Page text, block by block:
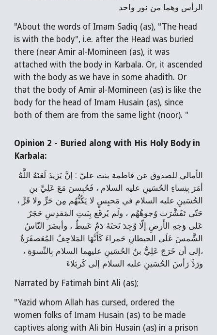
الرأس وهما من نور واحد
"About the words of Imam Sadiq (as), "The head
is with the body", i.e. after the Head was buried
there (near Amir al-Momineen (as), it was
attached with the body in Karbala. Or, it ascended
with the body as we have in some ahadith. Or
that the body of Amir al-Momineen (as) is like the
body for the head of Imam Husain (as), since
both of them are from the same light (noor). "
Opinion 2 - Buried along with His Holy Body in
Karbala:
الأمالي للصدوق عن فاطمة بنت عليّ : إنَّ يَزيدَ لَعَنَهُ اللَّهُ
أمَرَ بِنِساءِ الحُسَينِ عليه السلام ، فَحُبِسنَ مَعَ عَلِيِّ بنِ
الحُسَينِ عليه السلام في مَحبِسٍ لا يَكُنُّهُم‌ مِن حَرٍّ ولا قَرٍّ ،
حَتّى‌ تَقَشَّرَت وُجوهُهُم ، ولَم يُرفَع بِبَيتِ المَقدِسِ حَجَرٌ
عَلى‌ وَجهِ الأَرضِ إلّا وُجِدَ تَحتَهُ دَمٌ عَبيطٌ ، وأبصَرَ النّاسُ
الشَّمسَ عَلَى الحيطانِ حَمراءَ كَأَنَّهَا المَلاحِفُ المُعَصفَرَةُ
،إلى‌ أن خَرَجَ عَلِيُّ بنُ الحُسَينِ عليهما السلام بِالنِّسوَةِ ،
ورَدَّ رَأسَ الحُسَينِ عليه السلام إلى‌ كَربَلاءَ
Narrated by Fatimah bint Ali (as);
"Yazid whom Allah has cursed, ordered the
women folks of Imam Husain (as) to be made
captives along with Ali bin Husain (as) in a prison